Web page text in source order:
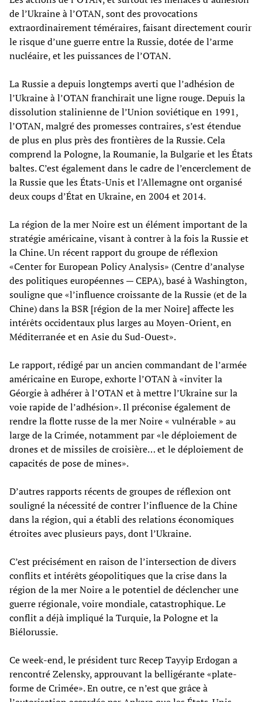
de l’Ukraine à l’OTAN, sont des provocations
extraordinairement téméraires, faisant directement courir
le risque d’une guerre entre la Russie, dotée de l’arme
nucléaire, et les puissances de l’OTAN.
La Russie a depuis longtemps averti que l’adhésion de
l’Ukraine à l’OTAN franchirait une ligne rouge. Depuis la
dissolution stalinienne de l’Union soviétique en 1991,
l’OTAN, malgré des promesses contraires, s’est étendue
de plus en plus près des frontières de la Russie. Cela
comprend la Pologne, la Roumanie, la Bulgarie et les États
baltes. C’est également dans le cadre de l’encerclement de
la Russie que les États-Unis et l’Allemagne ont organisé
deux coups d’État en Ukraine, en 2004 et 2014.
La région de la mer Noire est un élément important de la
stratégie américaine, visant à contrer à la fois la Russie et
la Chine. Un récent rapport du groupe de réflexion
«Center for European Policy Analysis» (Centre d’analyse
des politiques européennes — CEPA), basé à Washington,
souligne que «l’influence croissante de la Russie (et de la
Chine) dans la BSR [région de la mer Noire] affecte les
intérêts occidentaux plus larges au Moyen-Orient, en
Méditerranée et en Asie du Sud-Ouest».
Le rapport, rédigé par un ancien commandant de l’armée
américaine en Europe, exhorte l’OTAN à «inviter la
Géorgie à adhérer à l’OTAN et à mettre l’Ukraine sur la
voie rapide de l’adhésion». Il préconise également de
rendre la flotte russe de la mer Noire « vulnérable » au
large de la Crimée, notamment par «le déploiement de
drones et de missiles de croisière… et le déploiement de
capacités de pose de mines».
D’autres rapports récents de groupes de réflexion ont
souligné la nécessité de contrer l’influence de la Chine
dans la région, qui a établi des relations économiques
étroites avec plusieurs pays, dont l’Ukraine.
C’est précisément en raison de l’intersection de divers
conflits et intérêts géopolitiques que la crise dans la
région de la mer Noire a le potentiel de déclencher une
guerre régionale, voire mondiale, catastrophique. Le
conflit a déjà impliqué la Turquie, la Pologne et la
Biélorussie.
Ce week-end, le président turc Recep Tayyip Erdogan a
rencontré Zelensky, approuvant la belligérante «plate-
forme de Crimée». En outre, ce n’est que grâce à